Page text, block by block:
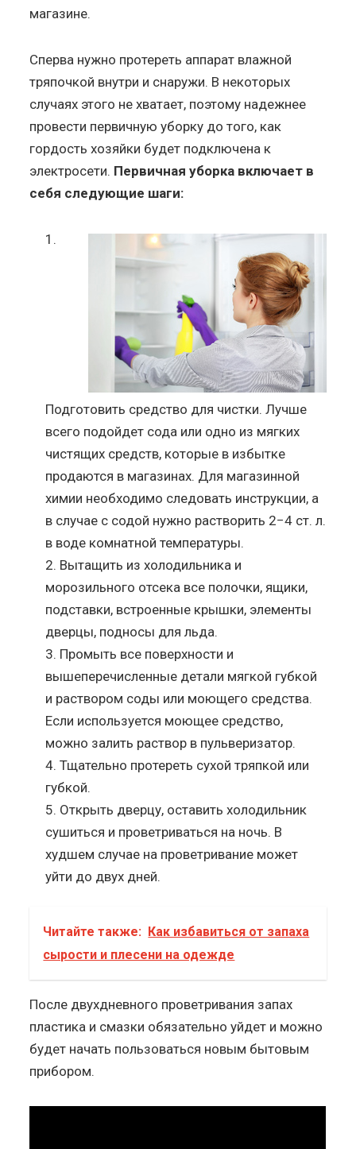
магазине.
Сперва нужно протереть аппарат влажной
тряпочкой внутри и снаружи. В некоторых
случаях этого не хватает, поэтому надежнее
провести первичную уборку до того, как
гордость хозяйки будет подключена к
электросети. Первичная уборка включает в
себя следующие шаги:
Подготовить средство для чистки. Лучше
всего подойдет сода или одно из мягких
чистящих средств, которые в избытке
продаются в магазинах. Для магазинной
химии необходимо следовать инструкции, а
в случае с содой нужно растворить 2−4 ст. л.
в воде комнатной температуры.
Вытащить из холодильника и
морозильного отсека все полочки, ящики,
подставки, встроенные крышки, элементы
дверцы, подносы для льда.
Промыть все поверхности и
вышеперечисленные детали мягкой губкой
и раствором соды или моющего средства.
Если используется моющее средство,
можно залить раствор в пульверизатор.
Тщательно протереть сухой тряпкой или
губкой.
Открыть дверцу, оставить холодильник
сушиться и проветриваться на ночь. В
худшем случае на проветривание может
уйти до двух дней.
Читайте также: Как избавиться от запаха
сырости и плесени на одежде
После двухдневного проветривания запах
пластика и смазки обязательно уйдет и можно
будет начать пользоваться новым бытовым
прибором.